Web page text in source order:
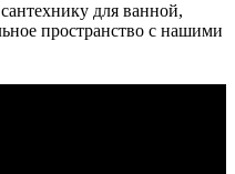
для ванной,
пространство с нашими